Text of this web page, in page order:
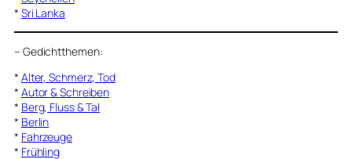
* Sri Lanka
– Gedichtthemen:
* Alter, Schmerz, Tod
* Autor & Schreiben
* Berg, Fluss & Tal
* Berlin
* Fahrzeuge
* Frühling